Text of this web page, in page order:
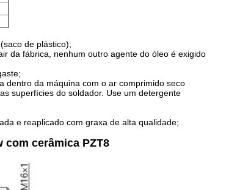
de plástico);
da fábrica, nenhum outro agente do óleo é exigido
dentro da máquina com o ar comprimido seco
superfícies do soldador. Use um detergente
e reaplicado com graxa de alta qualidade;
cerâmica PZT8